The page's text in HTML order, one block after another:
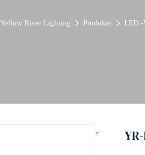
Yellow River Lighting Produkte LED -